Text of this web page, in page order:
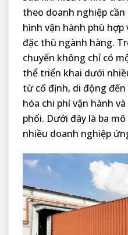
theo doanh nghiệp
hình vận hành phù hợp
đặc thù ngành hàng.
chuyển không chỉ có
thể triển khai dưới
từ cố định, di động
hóa chi phí vận hành
phối. Dưới đây là ba
nhiều doanh nghiệp